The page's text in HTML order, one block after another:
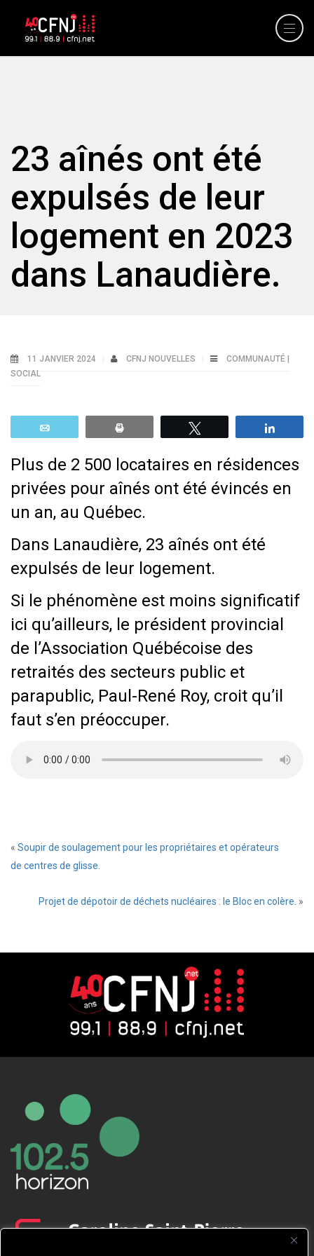
23 aînés ont été
expulsés de leur
logement en 2023
dans Lanaudière.
11 JANVIER 2024 CFNJ NOUVELLES
COMMUNAUTÉ |
SOCIAL
Plus de 2 500 locataires en résidences
privées pour aînés ont été évincés en
un an, au Québec.
Dans Lanaudière, 23 aînés ont été
expulsés de leur logement.
Si le phénomène est moins significatif
ici qu’ailleurs, le président provincial
de l’Association Québécoise des
retraités des secteurs public et
parapublic, Paul-René Roy, croit qu’il
faut s’en préoccuper.
« Soupir de soulagement pour les propriétaires et opérateurs
de centres de glisse.
Projet de dépotoir de déchets nucléaires : le Bloc en colère. »